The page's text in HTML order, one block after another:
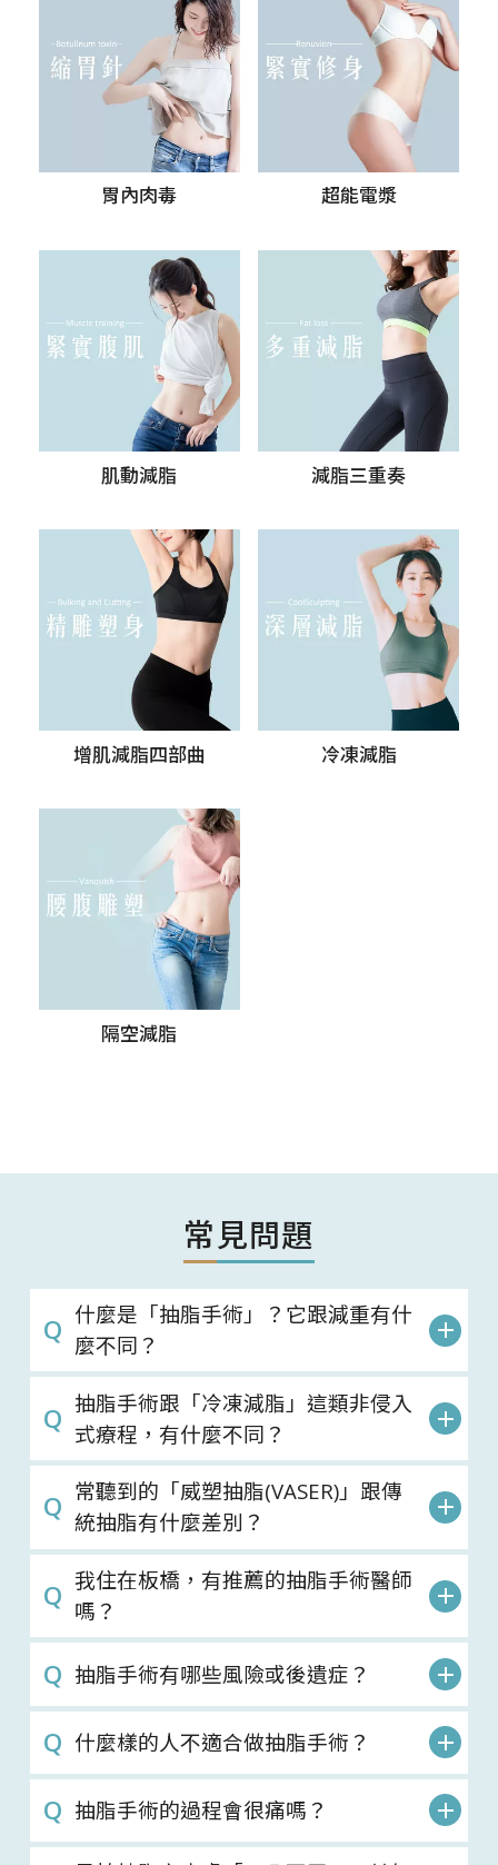
胃內肉毒 超能電漿
肌動減脂 減脂三重奏
增肌減脂四部曲 冷凍減脂
隔空減脂
常見問題
什麼是「抽脂手術」？它跟減重有什
麼不同？
抽脂手術跟「冷凍減脂」這類非侵入
式療程，有什麼不同？
常聽到的「威塑抽脂(VASER)」跟傳
統抽脂有什麼差別？
我住在板橋，有推薦的抽脂手術醫師
嗎？
抽脂手術有哪些風險或後遺症？
什麼樣的人不適合做抽脂手術？
抽脂手術的過程會很痛嗎？